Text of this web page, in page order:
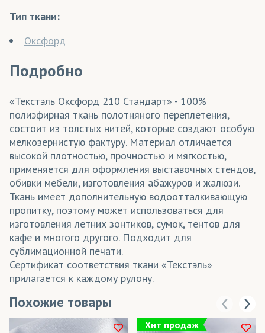
Тип ткани:
Оксфорд
Подробно
«Текстэль Оксфорд 210 Стандарт» - 100%
полиэфирная ткань полотняного переплетения,
состоит из толстых нитей, которые создают особую
мелкозернистую фактуру. Материал отличается
высокой плотностью, прочностью и мягкостью,
применяется для оформления выставочных стендов,
обивки мебели, изготовления абажуров и жалюзи.
Ткань имеет дополнительную водоотталкивающую
пропитку, поэтому может использоваться для
изготовления летних зонтиков, сумок, тентов для
кафе и многого другого. Подходит для
сублимационной печати.
Сертификат соответствия ткани «Текстэль»
прилагается к каждому рулону.
Похожие товары
Хит продаж